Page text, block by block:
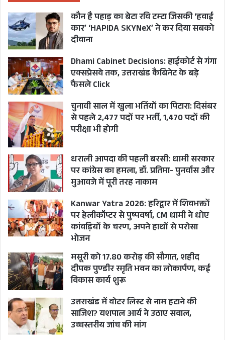
1 सार्वजनिक स्वास्थ्य विशेषज्ञ हैं।
एसडीसी फाउंडेशन के रिसर्च एंड कम्युनिकेशंस हेड ऋषभ
श्रीवास्तव कहते हैं कि राज्य के पर्वतीय जिलों में विशेषज्ञ
डॉक्टरों के साथ ही स्वास्थ्य सुविधाओं के बुनियादी ढांचे की
भी भारी कमी है। राजनीतिक नेतृत्व और नौकरशाहों को इस
तरफ ध्यान देने में बेहद जरूरत है।
आंकड़ों के अनुसार उत्तराखंड राज्य में केवल एक फारेंसिक
विशेषज्ञ देहरादून में उपलब्ध है, जबकि 25 पद राज्यभर में
स्वीकृत हैं। देहरादून के अलावा राज्य के किसी भी जिले में
फॉरेंसिक स्पेशलिस्ट नहीं है। इसी तरह राज्य में स्किन
स्पेशलिस्ट के 32 पद स्वीकृत हैं, लेकिन सिर्फ 4 की ही
नियुक्ति की गई है।
एसडीसी फाउंडेशन के एसोसिएट रिसर्च एंड एडवोकेसी
विदुष पांडे कहते हैं कि कोविड के दौर में राज्य में जो
स्थितियां बनी, उसके बाद स्वास्थ्य सेवाओं संबंधी ढांचे में
बहुत ध्यान देने की जरूरत है। पांडे ने कहा कि बिना किसी
तरह की देरी किए विशेषज्ञ डॉक्टरों की नियुक्ति करने की
सख्त जरूरत है। यह जांच का विषय है कि राज्य में विशेषज्ञ
डॉक्टरों की भर्ती में ऐसी लापरवाही क्यों की गई।
कौन है पहाड़ का बेटा रवि टम्टा जिसकी ‘हवाई
कार’ ‘HAPIDA SKYNeX’ ने कर दिया सबको
दीवाना
Dhami Cabinet Decisions: हाईकोर्ट से गंगा
एक्सप्रेसवे तक, उत्तराखंड कैबिनेट के बड़े
फैसले Click
चुनावी साल में खुला भर्तियों का पिटारा: दिसंबर
से पहले 2,477 पदों पर भर्ती, 1,470 पदों की
परीक्षा भी होगी
धराली आपदा की पहली बरसी: धामी सरकार
पर कांग्रेस का हमला, डॉ. प्रतिमा- पुनर्वास और
मुआवजे में पूरी तरह नाकाम
Kanwar Yatra 2026: हरिद्वार में शिवभक्तों
पर हेलीकॉप्टर से पुष्पवर्षा, CM धामी ने धोए
कांवड़ियों के चरण, अपने हाथों से परोसा
भोजन
मसूरी को 17.80 करोड़ की सौगात, शहीद
दीपक पुण्डीर स्मृति भवन का लोकार्पण, कई
विकास कार्य शुरू
उत्तराखंड में वोटर लिस्ट से नाम हटाने की
साजिश? यशपाल आर्य ने उठाए सवाल,
उच्चस्तरीय जांच की मांग